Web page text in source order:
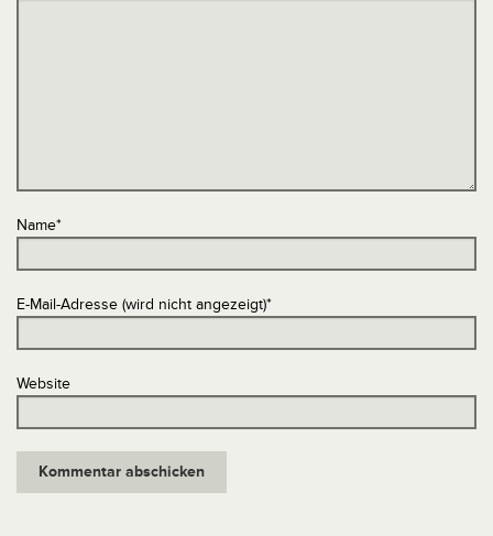
Name*
E-Mail-Adresse (wird nicht angezeigt)*
Website